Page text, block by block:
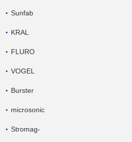
Sunfab
KRAL
FLURO
VOGEL
Burster
microsonic
Stromag-